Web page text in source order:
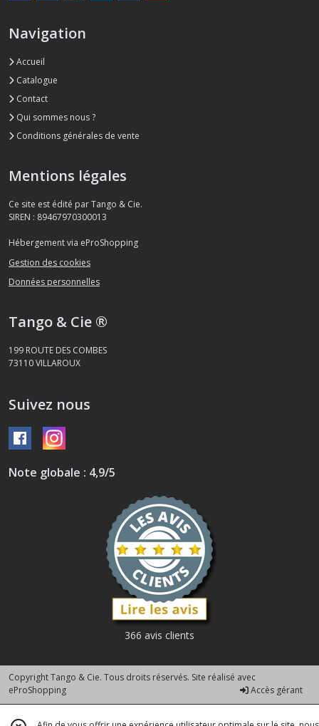
Navigation
Accueil
Catalogue
Contact
Qui sommes nous ?
Conditions générales de vente
Mentions légales
Ce site est édité par Tango & Cie.
SIREN : 89467970300013
Hébergement via eProShopping
Gestion des cookies
Données personnelles
Tango & Cie ®
199 ROUTE DES COMBES
73110VILLAROUX
Suivez nous
Note globale : 4,9/5
366 avis clients
Copyright Tango & Cie. Tous droits réservés. Site réalisé avec
eProShopping
Accès gérant